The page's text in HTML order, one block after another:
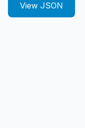
View JSON